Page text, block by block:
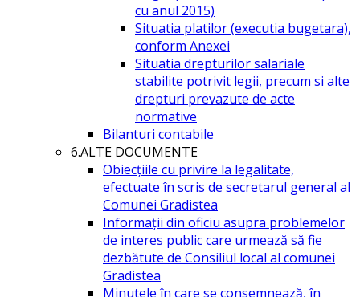
cu anul 2015)
Situatia platilor (executia bugetara),
conform Anexei
Situatia drepturilor salariale
stabilite potrivit legii, precum si alte
drepturi prevazute de acte
normative
Bilanturi contabile
6.ALTE DOCUMENTE
Obiecțiile cu privire la legalitate,
efectuate în scris de secretarul general al
Comunei Gradistea
Informații din oficiu asupra problemelor
de interes public care urmează să fie
dezbătute de Consiliul local al comunei
Gradistea
Minutele în care se consemnează, în